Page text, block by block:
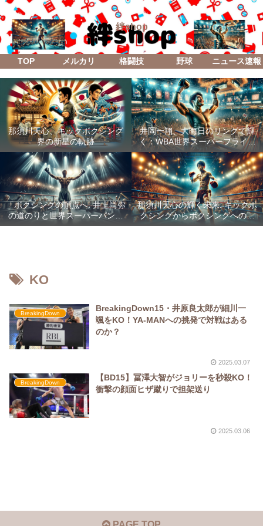
絆shop
TOP メルカリ 格闘技 野球 ニュース速報
那須川天心、キックボクシング
界の新星の軌跡
井岡一翔、大晦日のリングで輝
く：WBA世界スーパーフライ級
防衛戦「Lifetime Boxing Fights
18」
「ボクシングの頂点へ: 井上尚弥
の道のりと世界スーパーバンタ
ム級統一戦の全貌」
那須川天心の輝く未来: キックボ
クシングからボクシングへの成
功した転身
KO
BreakingDown
BreakingDown15・井原良太郎が細川一
颯をKO！YA-MANへの挑発で対戦はある
のか？
2025.03.07
BreakingDown
【BD15】冨澤大智がジョリーを秒殺KO！
衝撃の顔面ヒザ蹴りで担架送り
2025.03.06